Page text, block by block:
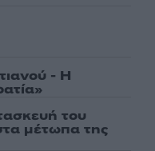
- Η
του
μέτωπα της